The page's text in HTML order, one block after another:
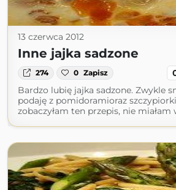
13 czerwca 2012
Inne jajka sadzone
274 0 Zapisz
Bardzo lubię jajka sadzone. Zwykle
podaję z pomidoramioraz
zobaczyłam ten przepis, nie miałam